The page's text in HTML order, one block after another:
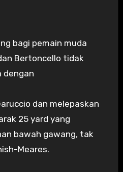
bagi pemain muda
Bertoncello tidak
dengan
dan melepaskan
25 yard yang
bawah gawang, tak
Meares.